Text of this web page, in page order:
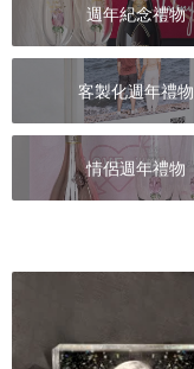
週年紀念禮物
客製化週年禮物
情侶週年禮物